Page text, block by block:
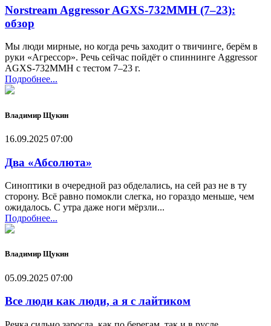
Norstream Aggressor AGXS-732MMH (7–23):
обзор
Мы люди мирные, но когда речь заходит о твичинге, берём в
руки «Агрессор». Речь сейчас пойдёт о спиннинге Aggressor
AGXS-732MMH с тестом 7–23 г.
Подробнее...
Владимир Щукин
16.09.2025 07:00
Два «Абсолюта»
Синоптики в очередной раз обделались, на сей раз не в ту
сторону. Всё равно помокли слегка, но гораздо меньше, чем
ожидалось. С утра даже ноги мёрзли...
Подробнее...
Владимир Щукин
05.09.2025 07:00
Все люди как люди, а я с лайтиком